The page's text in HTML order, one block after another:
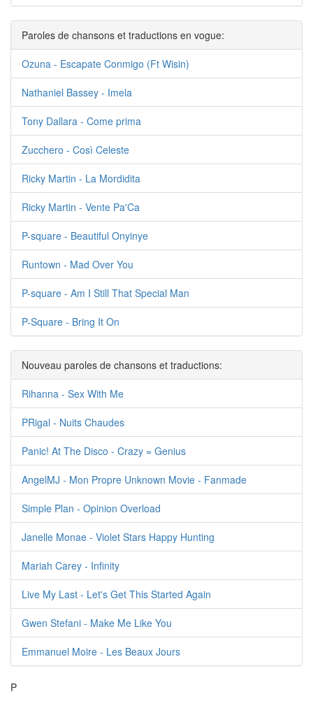
Paroles de chansons et traductions en vogue:
Ozuna - Escapate Conmigo (Ft Wisin)
Nathaniel Bassey - Imela
Tony Dallara - Come prima
Zucchero - Così Celeste
Ricky Martin - La Mordidita
Ricky Martin - Vente Pa'Ca
P-square - Beautiful Onyinye
Runtown - Mad Over You
P-square - Am I Still That Special Man
P-Square - Bring It On
Nouveau paroles de chansons et traductions:
Rihanna - Sex With Me
PRigal - Nuits Chaudes
Panic! At The Disco - Crazy = Genius
AngelMJ - Mon Propre Unknown Movie - Fanmade
Simple Plan - Opinion Overload
Janelle Monae - Violet Stars Happy Hunting
Mariah Carey - Infinity
Live My Last - Let's Get This Started Again
Gwen Stefani - Make Me Like You
Emmanuel Moire - Les Beaux Jours
P